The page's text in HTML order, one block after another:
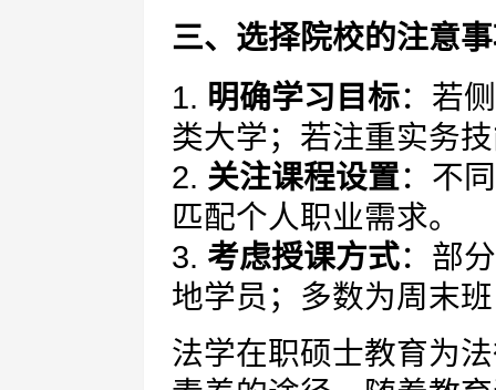
三、选择院校的注意
1. 明确学习目标：若
类大学；若注重实务
2. 关注课程设置：不
匹配个人职业需求。
3. 考虑授课方式：部
地学员；多数为周末
法学在职硕士教育为